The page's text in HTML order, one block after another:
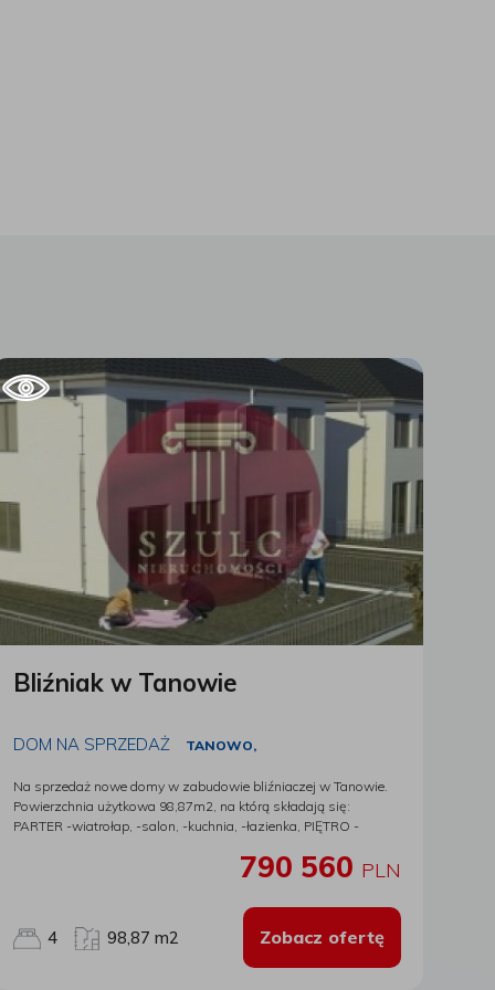
Bliźniak w Tanowie
DOM NA SPRZEDAŻ TANOWO,
Na sprzedaż nowe domy w zabudowie bliźniaczej w Tanowie.
Powierzchnia użytkowa 98,87m2, na którą składają się:
PARTER -wiatrołap, -salon, -kuchnia, -łazienka, PIĘTRO -
280m2, na których znajdują się dwa miejsca postojowe. Domy
roku. Wybudowane z cegły silikatowej, dachówka ceramiczna,
okna PCV, drzwi wejściowe antywłamaniowe. Ogrzewanie
gazowe, w salonie istnieje możliwość zamontowania kominka-
wolny kanał kominkowy. Okolica jest cicha i spokojna, w
790 560 PLN
4 98,87 m2 Zobacz ofertę